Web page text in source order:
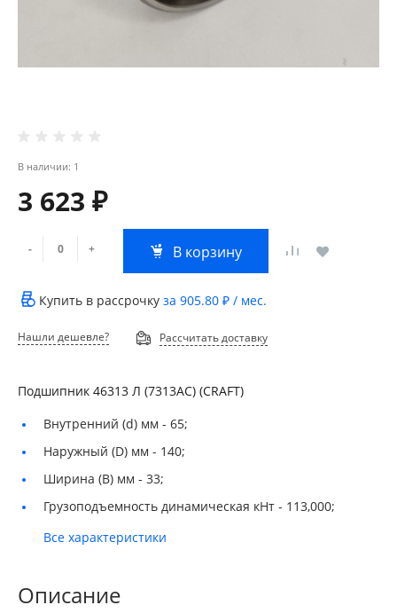
В наличии: 1
3 623 ₽
- + В корзину
Купить в рассрочку за 905.80 ₽ / мес.
Нашли дешевле? Рассчитать доставку
Подшипник 46313 Л (7313АС) (CRAFT)
Внутренний (d) мм - 65;
Наружный (D) мм - 140;
Ширина (B) мм - 33;
Грузоподъемность динамическая кНт - 113,000;
Все характеристики
Описание